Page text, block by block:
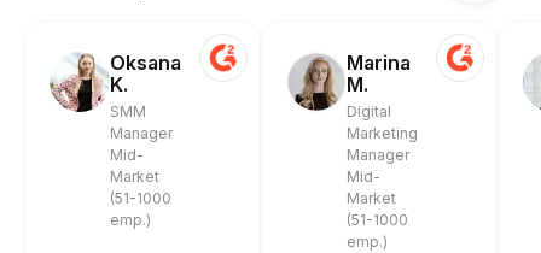
Oksana
K.
SMM
Manager
Mid-
Market
(51-1000
emp.)
Marina
M.
Digital
Marketing
Manager
Mid-
Market
(51-1000
emp.)